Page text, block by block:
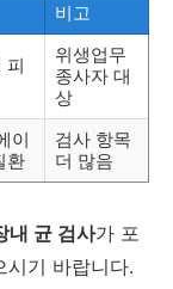
비고
피
위생업무
종사자 대
상
이
환
검사 항목
더 많음
내 균 검사가 포
시기 바랍니다.